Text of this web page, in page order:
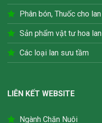
Phân bón, Thuốc cho lan
Sản phẩm vật tư hoa lan
Các loại lan sưu tầm
LIÊN KẾT WEBSITE
Ngành Chăn Nuôi